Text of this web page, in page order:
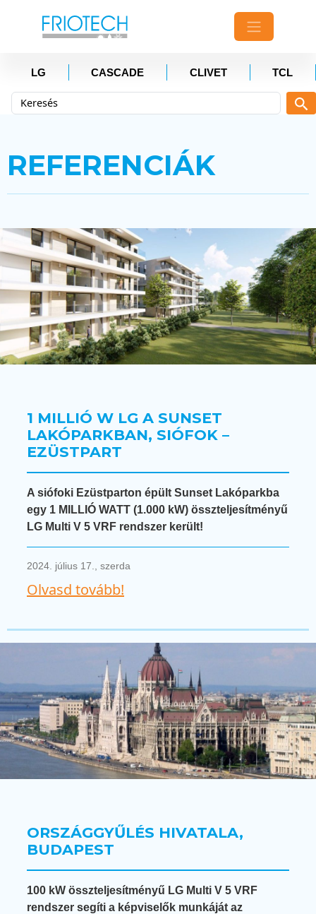
LG CASCADE CLIVET TCL
REFERENCIÁK
1 MILLIÓ W LG A SUNSET
LAKÓPARKBAN, SIÓFOK –
EZÜSTPART
A siófoki Ezüstparton épült Sunset Lakóparkba
egy 1 MILLIÓ WATT (1.000 kW) összteljesítményű
LG Multi V 5 VRF rendszer került!
2024. július 17., szerda
Olvasd tovább!
ORSZÁGGYŰLÉS HIVATALA,
BUDAPEST
100 kW összteljesítményű LG Multi V 5 VRF
rendszer segíti a képviselők munkáját az